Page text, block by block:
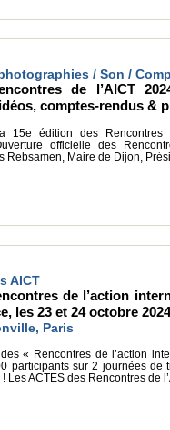
/ Son /
de l’AICT
comptes-rendus &
édition des Rencontres
officielle des
Rebsamen, Maire de Dijon,
AICT
de l’action
les 23 et 24 octobre 2024
Paris
« Rencontres de l’action
participants sur 2 journées de
Les ACTES des Rencontres de